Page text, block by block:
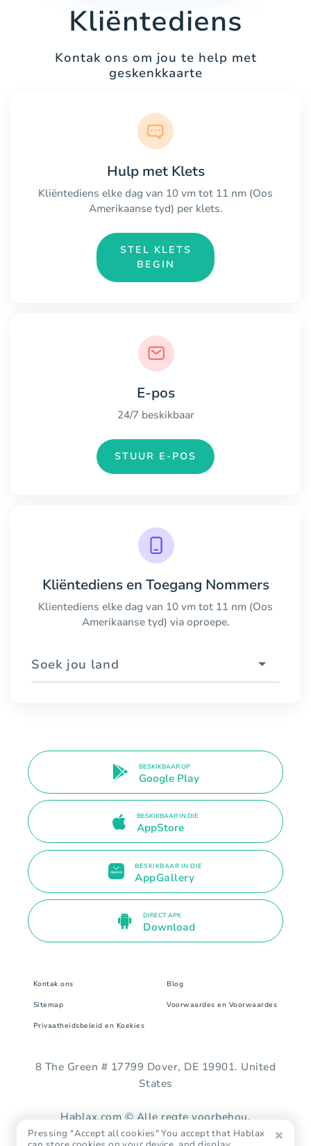
Kliëntediens
Kontak ons om jou te help met
geskenkkaarte
Hulp met Klets
Kliëntediens elke dag van 10 vm tot 11 nm (Oos
Amerikaanse tyd) per klets.
STEL KLETS
BEGIN
E-pos
24/7 beskikbaar
STUUR E-POS
Kliëntediens en Toegang Nommers
Klientediens elke dag van 10 vm tot 11 nm (Oos
Amerikaanse tyd) via oproepe.
Soek jou land
BESKIKBAAR OP
Google Play
BESKIKBAAR IN DIE
AppStore
BESKIKBAAR IN DIE
AppGallery
DIRECT APK
Download
Kontak ons Blog
Sitemap Voorwaardes en Voorwaardes
Privaatheidsbeleid en Koekies
8 The Green # 17799 Dover, DE 19901. United
States
Hablax.com © Alle regte voorbehou.
Pressing "Accept all cookies" You accept that Hablax